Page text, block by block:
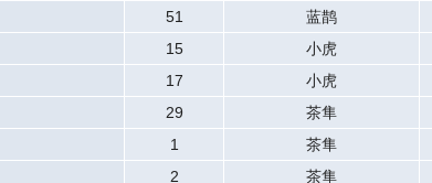
51 蓝鹊
15 小虎
17 小虎
29 茶隼
1 茶隼
2 茶隼